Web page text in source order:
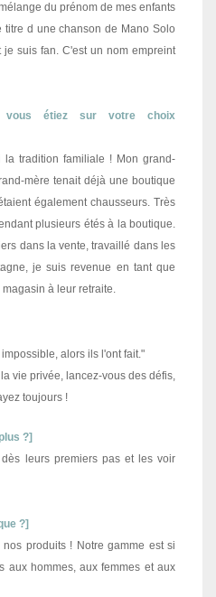
du prénom de mes enfants
d une chanson de Mano Solo
suis fan. C'est un nom empreint
vous étiez sur votre choix
tradition familiale ! Mon grand-
mère tenait déjà une boutique
également chausseurs. Très
plusieurs étés à la boutique.
dans la vente, travaillé dans les
je suis revenue en tant que
à leur retraite.
alors ils l'ont fait."
vie privée, lancez-vous des défis,
toujours !
?]
leurs premiers pas et les voir
?]
nos produits ! Notre gamme est si
aux hommes, aux femmes et aux